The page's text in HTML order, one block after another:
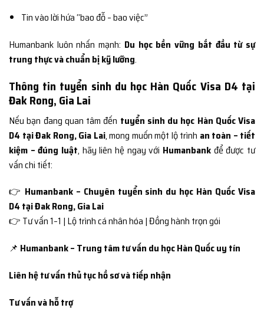
Tin vào lời hứa “bao đỗ – bao việc”
Humanbank luôn nhấn mạnh: Du học bền vững bắt đầu từ sự
trung thực và chuẩn bị kỹ lưỡng.
Thông tin tuyển sinh du học Hàn Quốc Visa D4 tại
Đak Rong, Gia Lai
Nếu bạn đang quan tâm đến tuyển sinh du học Hàn Quốc Visa
D4 tại Đak Rong, Gia Lai, mong muốn một lộ trình an toàn – tiết
kiệm – đúng luật, hãy liên hệ ngay với Humanbank để được tư
vấn chi tiết:
👉 Humanbank – Chuyên tuyển sinh du học Hàn Quốc Visa
D4 tại Đak Rong, Gia Lai
👉 Tư vấn 1–1 | Lộ trình cá nhân hóa | Đồng hành trọn gói
📌 Humanbank – Trung tâm tư vấn du học Hàn Quốc uy tín
Liên hệ tư vấn thủ tục hồ sơ và tiếp nhận
Tư vấn và hỗ trợ